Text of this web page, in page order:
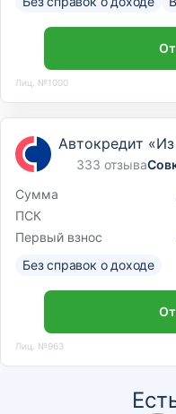
Лиц. №1000
Автокредит
333 отзыва
Сумма
ПСК
Первый взнос
Без справок о доходе
Лиц. №963